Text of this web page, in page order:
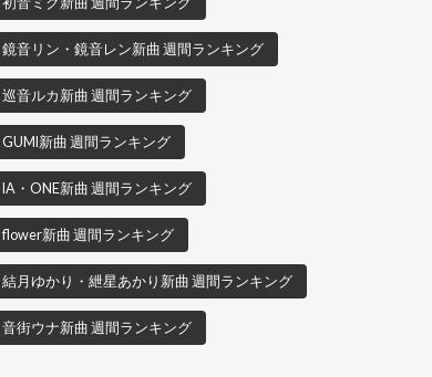
鏡音リン・鏡音レン新曲 週間ランキング
巡音ルカ新曲 週間ランキング
GUMI新曲 週間ランキング
IA・ONE新曲 週間ランキング
flower新曲 週間ランキング
結月ゆかり・紲星あかり新曲 週間ランキング
音街ウナ新曲 週間ランキング